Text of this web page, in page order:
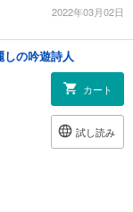
2022年03月02日
しの吟遊詩人
カート
試し読み